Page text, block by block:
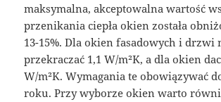
maksymalna, akceptowalna wartość
przenikania ciepła okien została
13-15%. Dla okien fasadowych i drzwi
przekraczać 1,1 W/m²K, a dla okien
W/m²K. Wymagania te obowiązywać
roku. Przy wyborze okien warto